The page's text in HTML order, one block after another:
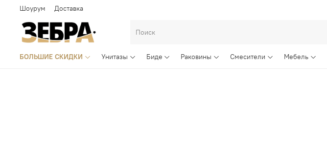
Шоурум Доставка
БОЛЬШИЕ СКИДКИ Унитазы Биде Раковины Смесители Мебель